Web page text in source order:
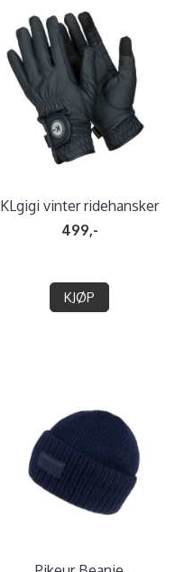
KLgigi vinter ridehansker
499,-
KJØP